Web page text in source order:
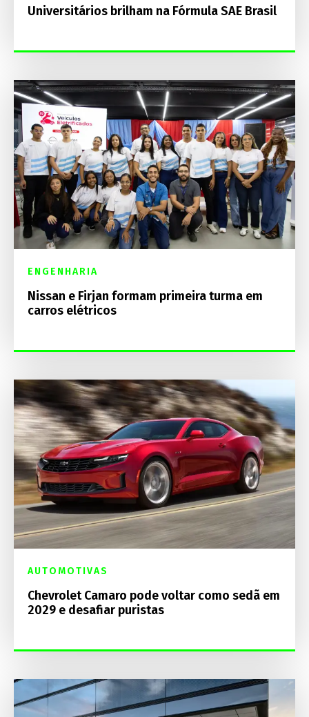
Universitários brilham na Fórmula SAE Brasil
ENGENHARIA
Nissan e Firjan formam primeira turma em
carros elétricos
AUTOMOTIVAS
Chevrolet Camaro pode voltar como sedã em
2029 e desafiar puristas